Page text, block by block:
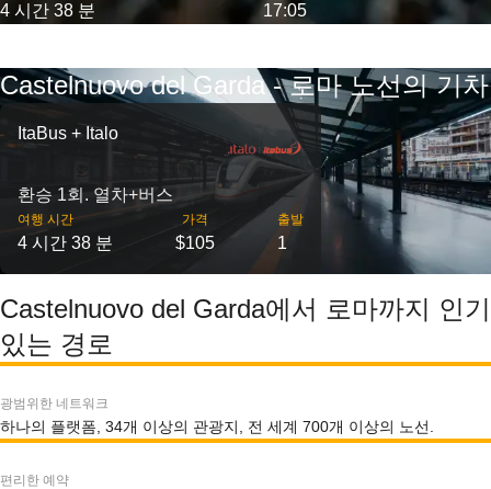
4 시간 38 분 17:05
Castelnuovo del Garda - 로마 노선의 기차
ItaBus + Italo
환승 1회. 열차+버스
여행 시간
4 시간 38 분
가격
$105
출발
1
Castelnuovo del Garda에서 로마까지 인기
있는 경로
광범위한 네트워크
하나의 플랫폼, 34개 이상의 관광지, 전 세계 700개 이상의 노선.
편리한 예약